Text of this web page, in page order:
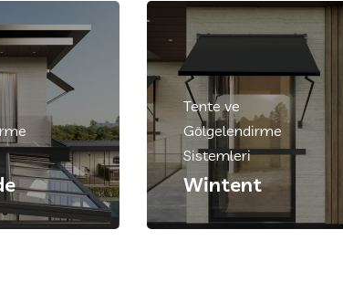
Wintent
Tente ve
Gölgelendirme
Sistemleri